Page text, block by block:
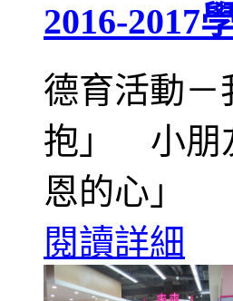
2016-2017
德育活動
抱」 小朋
恩的心」
閱讀詳細